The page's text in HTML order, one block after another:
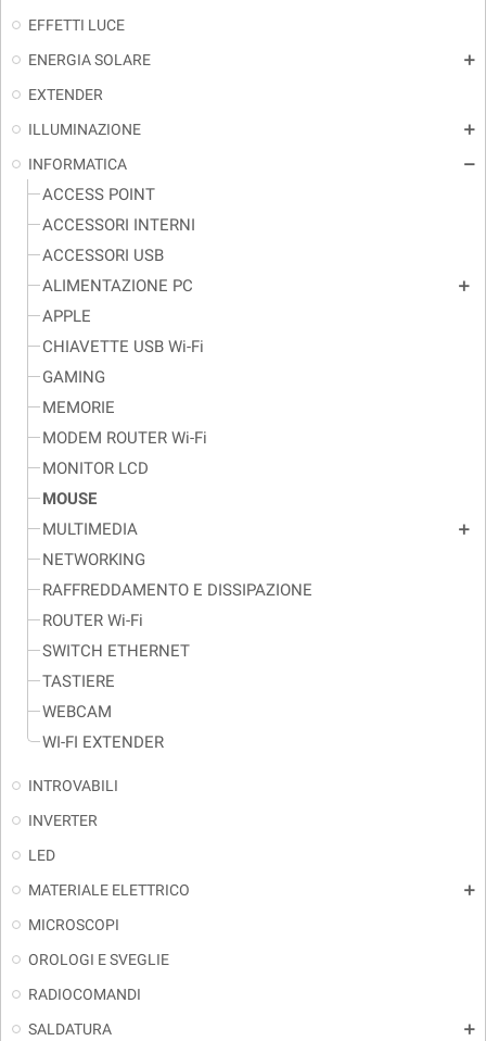
EFFETTI LUCE
ENERGIA SOLARE
add
EXTENDER
ILLUMINAZIONE
add
INFORMATICA remove
ACCESS POINT
ACCESSORI INTERNI
ACCESSORI USB
ALIMENTAZIONE PC
add
APPLE
CHIAVETTE USB Wi-Fi
GAMING
MEMORIE
MODEM ROUTER Wi-Fi
MONITOR LCD
MOUSE
MULTIMEDIA
add
NETWORKING
RAFFREDDAMENTO E DISSIPAZIONE
ROUTER Wi-Fi
SWITCH ETHERNET
TASTIERE
WEBCAM
WI-FI EXTENDER
INTROVABILI
INVERTER
LED
MATERIALE ELETTRICO
add
MICROSCOPI
OROLOGI E SVEGLIE
RADIOCOMANDI
SALDATURA
add